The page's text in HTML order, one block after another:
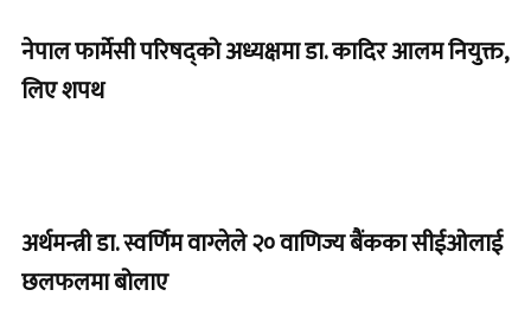
नेपाल फार्मेसी परिषद्को अध्यक्षमा डा. कादिर आलम नियुक्त,
लिए शपथ
अर्थमन्त्री डा. स्वर्णिम वाग्लेले २० वाणिज्य बैंकका सीईओलाई
छलफलमा बोलाए